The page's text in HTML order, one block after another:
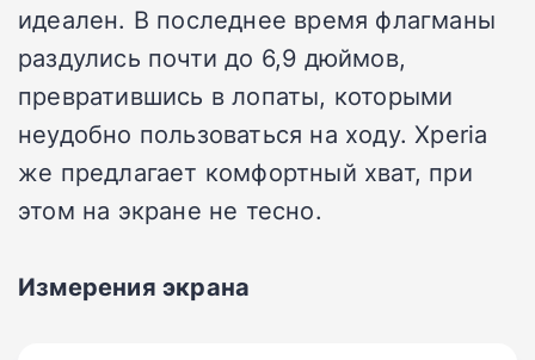
идеален. В последнее время флагманы
раздулись почти до 6,9 дюймов,
превратившись в лопаты, которыми
неудобно пользоваться на ходу. Xperia
же предлагает комфортный хват, при
этом на экране не тесно.
Измерения экрана